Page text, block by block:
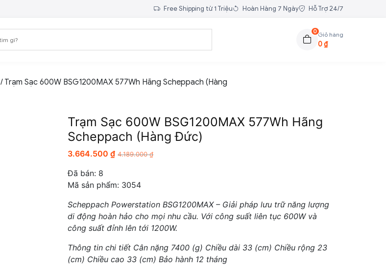
Free Shipping từ 1 Triệu Hoàn Hàng 7 Ngày Hỗ Trợ 24/7
0Giỏ hàng
0₫
/ Trạm Sạc 600W BSG1200MAX 577Wh Hãng Scheppach (Hàng
Trạm Sạc 600W BSG1200MAX 577Wh Hãng
Scheppach (Hàng Đức)
3.664.500₫ 4.189.000₫
Đã bán: 8
Mã sản phẩm: 3054
Scheppach Powerstation BSG1200MAX – Giải pháp lưu trữ năng lượng
di động hoàn hảo cho mọi nhu cầu. Với công suất liên tục 600W và
công suất đỉnh lên tới 1200W.
Thông tin chi tiết Cân nặng 7400 (g) Chiều dài 33 (cm) Chiều rộng 23
(cm) Chiều cao 33 (cm) Bảo hành 12 tháng